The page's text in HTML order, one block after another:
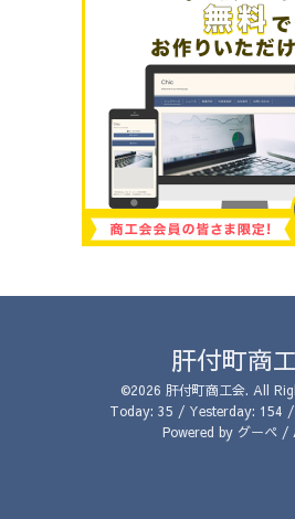
肝付町商
©2026 肝付町商工会. All
Today: 35 / Yesterday: 154
Powered by グーペ/